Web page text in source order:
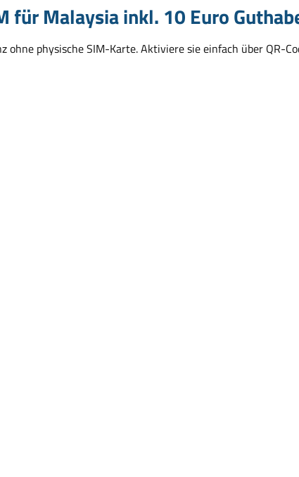
für Malaysia inkl. 10 Euro
physische SIM-Karte. Aktiviere sie einfach über QR-